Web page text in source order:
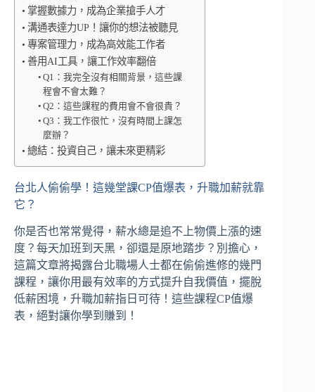
掌握數據力，成為企業搶手人才
溝通表達力UP！讓你的想法被聽見
專案管理力，成為高效能工作者
善用AI工具，讓工作效率翻倍
Q1：我完全沒有相關背景，這些課
程會不會太難？
Q2：這些課程的費用會不會很貴？
Q3：我工作很忙，沒有時間上課怎
麼辦？
總結：投資自己，讓未來更精彩
台北人偷偷學！這幾堂課CP值爆表，升職加薪就靠
它？
你是否也常常覺得，薪水總是追不上物價上漲的速
度？每天加班到天黑，卻還是原地踏步？別擔心，
這篇文章將揭露台北職場人士都在偷偷進修的幾門
課程，讓你用最有效率的方式提升自我價值，擺脫
低薪困境，升職加薪指日可待！這些課程CP值爆
表，絕對讓你學到賺到！